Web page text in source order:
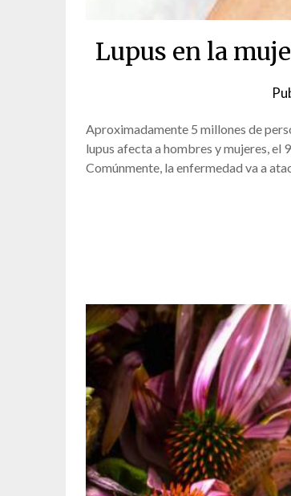
Lupus en la
Aproximadamente 5 millones de
lupus afecta a hombres y mujeres, el
Comúnmente, la enfermedad va a